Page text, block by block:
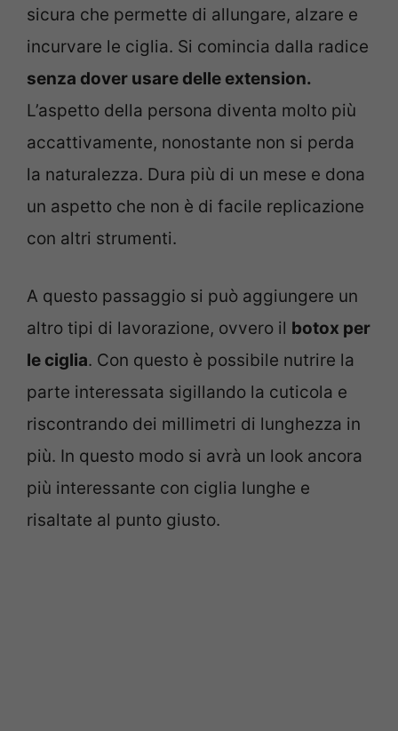
sicura che permette di allungare, alzare e
incurvare le ciglia. Si comincia dalla radice
senza dover usare delle extension.
L’aspetto della persona diventa molto più
accattivamente, nonostante non si perda
la naturalezza. Dura più di un mese e dona
un aspetto che non è di facile replicazione
con altri strumenti.
A questo passaggio si può aggiungere un
altro tipi di lavorazione, ovvero il botox per
le ciglia. Con questo è possibile nutrire la
parte interessata sigillando la cuticola e
riscontrando dei millimetri di lunghezza in
più. In questo modo si avrà un look ancora
più interessante con ciglia lunghe e
risaltate al punto giusto.